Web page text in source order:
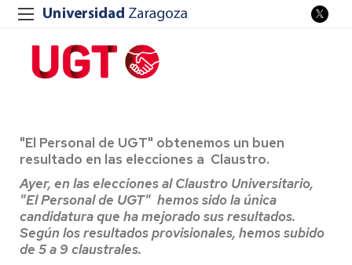
"El Personal de UGT" obtenemos un buen
resultado en las elecciones a Claustro.
Ayer, en las elecciones al Claustro Universitario,
"El Personal de UGT" hemos sido la única
candidatura que ha mejorado sus resultados.
Según los resultados provisionales, hemos subido
de 5 a 9 claustrales.